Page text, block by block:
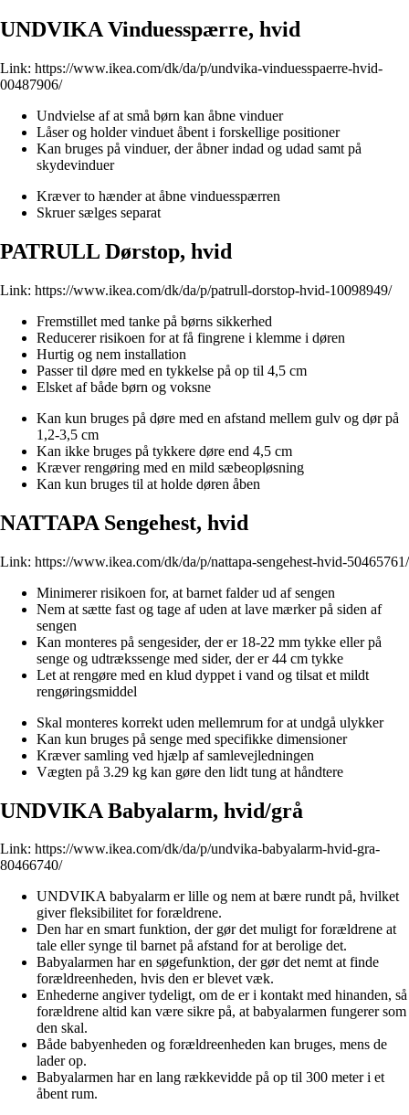
UNDVIKA Vinduesspærre, hvid
Link: https://www.ikea.com/dk/da/p/undvika-vinduesspaerre-hvid-
00487906/
Undvielse af at små børn kan åbne vinduer
Låser og holder vinduet åbent i forskellige positioner
Kan bruges på vinduer, der åbner indad og udad samt på
skydevinduer
Kræver to hænder at åbne vinduesspærren
Skruer sælges separat
PATRULL Dørstop, hvid
Link: https://www.ikea.com/dk/da/p/patrull-dorstop-hvid-10098949/
Fremstillet med tanke på børns sikkerhed
Reducerer risikoen for at få fingrene i klemme i døren
Hurtig og nem installation
Passer til døre med en tykkelse på op til 4,5 cm
Elsket af både børn og voksne
Kan kun bruges på døre med en afstand mellem gulv og dør på
1,2-3,5 cm
Kan ikke bruges på tykkere døre end 4,5 cm
Kræver rengøring med en mild sæbeopløsning
Kan kun bruges til at holde døren åben
NATTAPA Sengehest, hvid
Link: https://www.ikea.com/dk/da/p/nattapa-sengehest-hvid-50465761/
Minimerer risikoen for, at barnet falder ud af sengen
Nem at sætte fast og tage af uden at lave mærker på siden af
sengen
Kan monteres på sengesider, der er 18-22 mm tykke eller på
senge og udtrækssenge med sider, der er 44 cm tykke
Let at rengøre med en klud dyppet i vand og tilsat et mildt
rengøringsmiddel
Skal monteres korrekt uden mellemrum for at undgå ulykker
Kan kun bruges på senge med specifikke dimensioner
Kræver samling ved hjælp af samlevejledningen
Vægten på 3.29 kg kan gøre den lidt tung at håndtere
UNDVIKA Babyalarm, hvid/grå
Link: https://www.ikea.com/dk/da/p/undvika-babyalarm-hvid-gra-
80466740/
UNDVIKA babyalarm er lille og nem at bære rundt på, hvilket
giver fleksibilitet for forældrene.
Den har en smart funktion, der gør det muligt for forældrene at
tale eller synge til barnet på afstand for at berolige det.
Babyalarmen har en søgefunktion, der gør det nemt at finde
forældreenheden, hvis den er blevet væk.
Enhederne angiver tydeligt, om de er i kontakt med hinanden, så
forældrene altid kan være sikre på, at babyalarmen fungerer som
den skal.
Både babyenheden og forældreenheden kan bruges, mens de
lader op.
Babyalarmen har en lang rækkevidde på op til 300 meter i et
åbent rum.